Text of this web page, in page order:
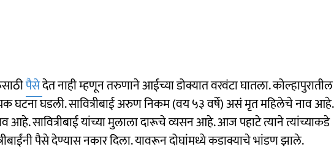
पैसेदेत नाही म्हणून तरुणाने आईच्या डोक्यात वरवंटा घातला. कोल्हापुरातील
घटना घडली. सावित्रीबाई अरुण निकम (वय ५३ वर्षे) असं मृत महिलेचे नाव आहे.
सावित्रीबाई यांच्या मुलाला दारूचे व्यसन आहे. आज पहाटे त्याने त्यांच्याकडे
पैसे देण्यास नकार दिला. यावरून दोघांमध्ये कडाक्याचे भांडण झाले.